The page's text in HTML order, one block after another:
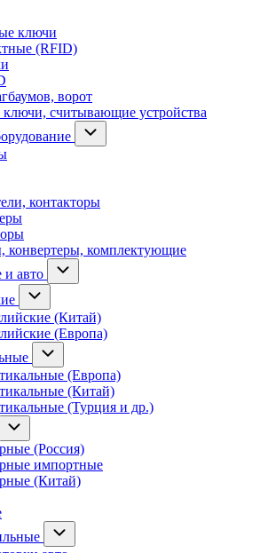
ключи
(RFID)
ворот
считывающие устройства
контакторы
конвертеры, комплектующие
авто
(Китай)
(Европа)
(Европа)
(Китай)
(Турция и др.)
(Россия)
импортные
(Китай)